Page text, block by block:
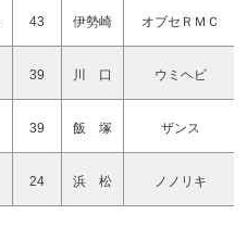
43 伊勢崎 オブセＲＭＣ
39 川 口 ウミヘビ
39 飯 塚 ザンス
24 浜 松 ノノリキ